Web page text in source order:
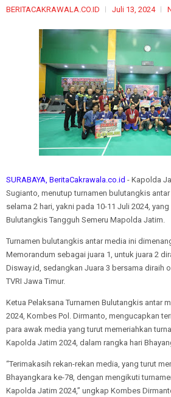
BERITACAKRAWALA.CO.ID Juli 13, 2024
SURABAYA, BeritaCakrawala.co.id - Kapolda
Sugianto, menutup turnamen bulutangkis
selama 2 hari, yakni pada 10-11 Juli 2024,
Bulutangkis Tangguh Semeru Mapolda Jatim.
Turnamen bulutangkis antar media ini
Memorandum sebagai juara 1, untuk juara 2
Disway.id, sedangkan Juara 3 bersama diraih
TVRI Jawa Timur.
Ketua Pelaksana Turnamen Bulutangkis antar
2024, Kombes Pol. Dirmanto, mengucapkan
para awak media yang turut memeriahkan
Kapolda Jatim 2024, dalam rangka hari
“Terimakasih rekan-rekan media, yang turut
Bhayangkara ke-78, dengan mengikuti
Kapolda Jatim 2024,” ungkap Kombes